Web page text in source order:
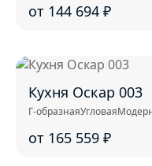
от 144 694 ₽
Кухня Оскар 003
Г-образнаяУгловая
от 165 559 ₽